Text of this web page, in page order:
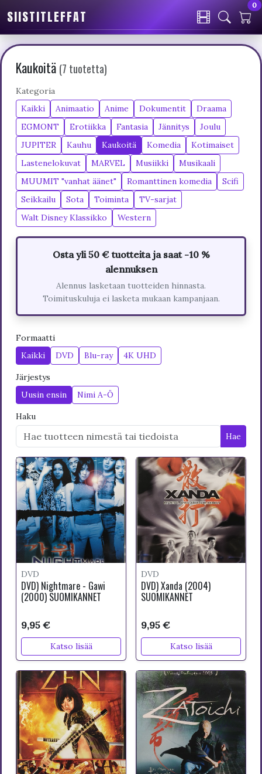
SIISTITLEFFAT
0
Kaukoitä (7 tuotetta)
Kategoria
Kaikki
Animaatio Anime Dokumentit
Draama
EGMONT
Erotiikka Fantasia Jännitys
Joulu
JUPITER
Kauhu Kaukoitä Komedia
Kotimaiset
Lastenelokuvat
MARVEL Musiikki
Musikaali
MUUMIT "vanhat äänet"
Romanttinen komedia
Scifi
Seikkailu
Sota Toiminta
TV-sarjat
Walt Disney Klassikko
Western
Osta yli 50 € tuotteita ja saat -10 %
alennuksen
Alennus lasketaan tuotteiden hinnasta.
Toimituskuluja ei lasketa mukaan kampanjaan.
Formaatti
Kaikki
DVD Blu-ray 4K UHD
Järjestys
Uusin ensin
Nimi A-Ö
Haku
Hae
DVD
DVD) Nightmare - Gawi
(2000) SUOMIKANNET
9,95 €
Katso lisää
DVD
DVD) Xanda (2004)
SUOMIKANNET
9,95 €
Katso lisää